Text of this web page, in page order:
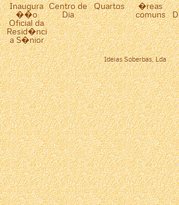
Inaugura
��o
Oficial da
Resid�nci
a S�nior
Centro de
Dia
Quartos �reas
comuns
Ideias Soberbas, Lda